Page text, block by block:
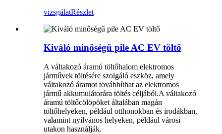
vizsgálatRészlet
Kiváló minőségű pile AC EV töltő
A váltakozó áramú töltőhalom elektromos
járművek töltésére szolgáló eszköz, amely
váltakozó áramot továbbíthat az elektromos
jármű akkumulátorára töltés céljából.A váltakozó
áramú töltőcölöpöket általában magán
töltőhelyeken, például otthonokban és irodákban,
valamint nyilvános helyeken, például városi
utakon használják.